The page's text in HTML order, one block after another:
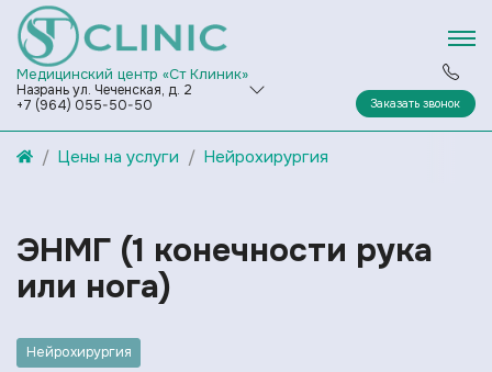
Медицинский центр «Ст Клиник»
Назрань ул. Чеченская, д. 2
+7 (964) 055-50-50
Заказать звонок
Цены на услуги Нейрохирургия
ЭНМГ (1 конечности рука
или нога)
Нейрохирургия